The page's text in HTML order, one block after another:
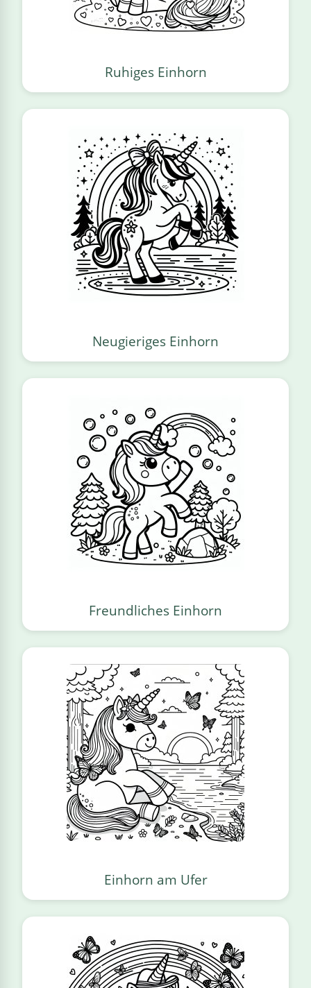
Ruhiges Einhorn
Neugieriges Einhorn
Freundliches Einhorn
Einhorn am Ufer